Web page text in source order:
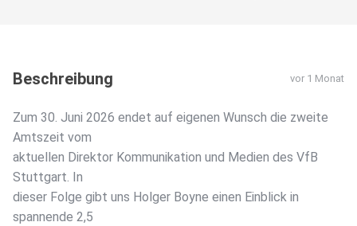
Beschreibung vor 1 Monat
Zum 30. Juni 2026 endet auf eigenen Wunsch die zweite
Amtszeit vom
aktuellen Direktor Kommunikation und Medien des VfB
Stuttgart. In
dieser Folge gibt uns Holger Boyne einen Einblick in
spannende 2,5